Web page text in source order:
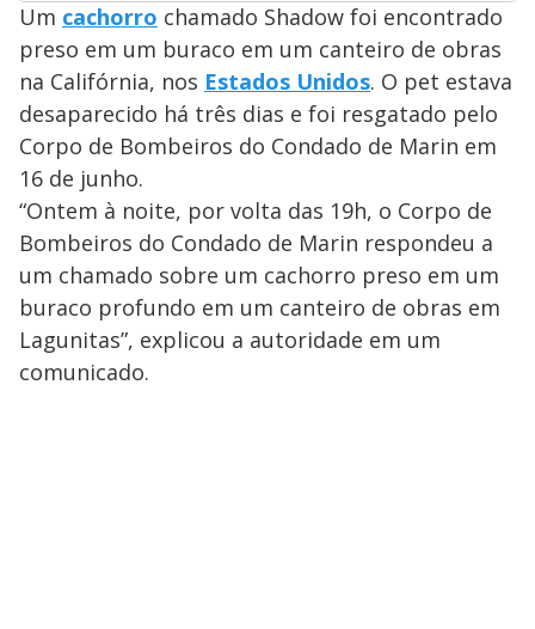
Um cachorro chamado Shadow foi encontrado
preso em um buraco em um canteiro de obras
na Califórnia, nos Estados Unidos. O pet estava
desaparecido há três dias e foi resgatado pelo
Corpo de Bombeiros do Condado de Marin em
16 de junho.
“Ontem à noite, por volta das 19h, o Corpo de
Bombeiros do Condado de Marin respondeu a
um chamado sobre um cachorro preso em um
buraco profundo em um canteiro de obras em
Lagunitas”, explicou a autoridade em um
comunicado.